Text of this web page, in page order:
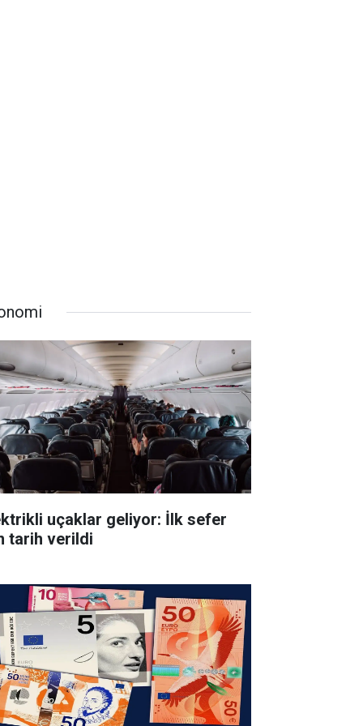
uçaklar geliyor: İlk sefer
tarih verildi